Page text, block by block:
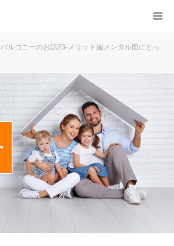
バルコニーのお話23-メリット編メンタル面にとっ